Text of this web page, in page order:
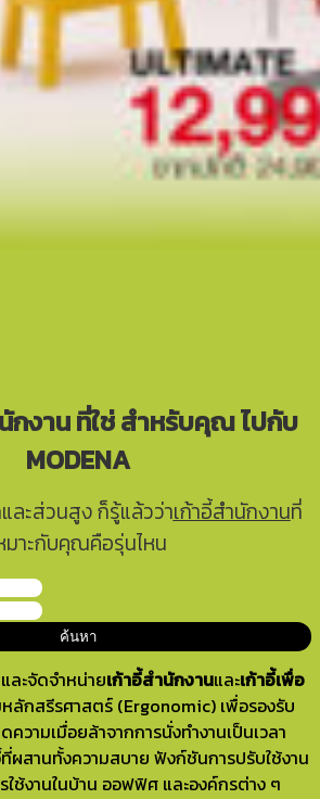
กงาน ที่ใช่ สำหรับคุณ ไปกับ
MODENA
ละส่วนสูง ก็รู้แล้วว่าเก้าอี้สำนักงานที่
มาะกับคุณคือรุ่นไหน
ละจัดจำหน่ายเก้าอี้สำนักงานและเก้าอี้เพื่อ
ลักสรีรศาสตร์ (Ergonomic) เพื่อรองรับ
วามเมื่อยล้าจากการนั่งทำงานเป็นเวลา
สานทั้งความสบาย ฟังก์ชันการปรับใช้งาน
ใช้งานในบ้าน ออฟฟิศ และองค์กรต่าง ๆ